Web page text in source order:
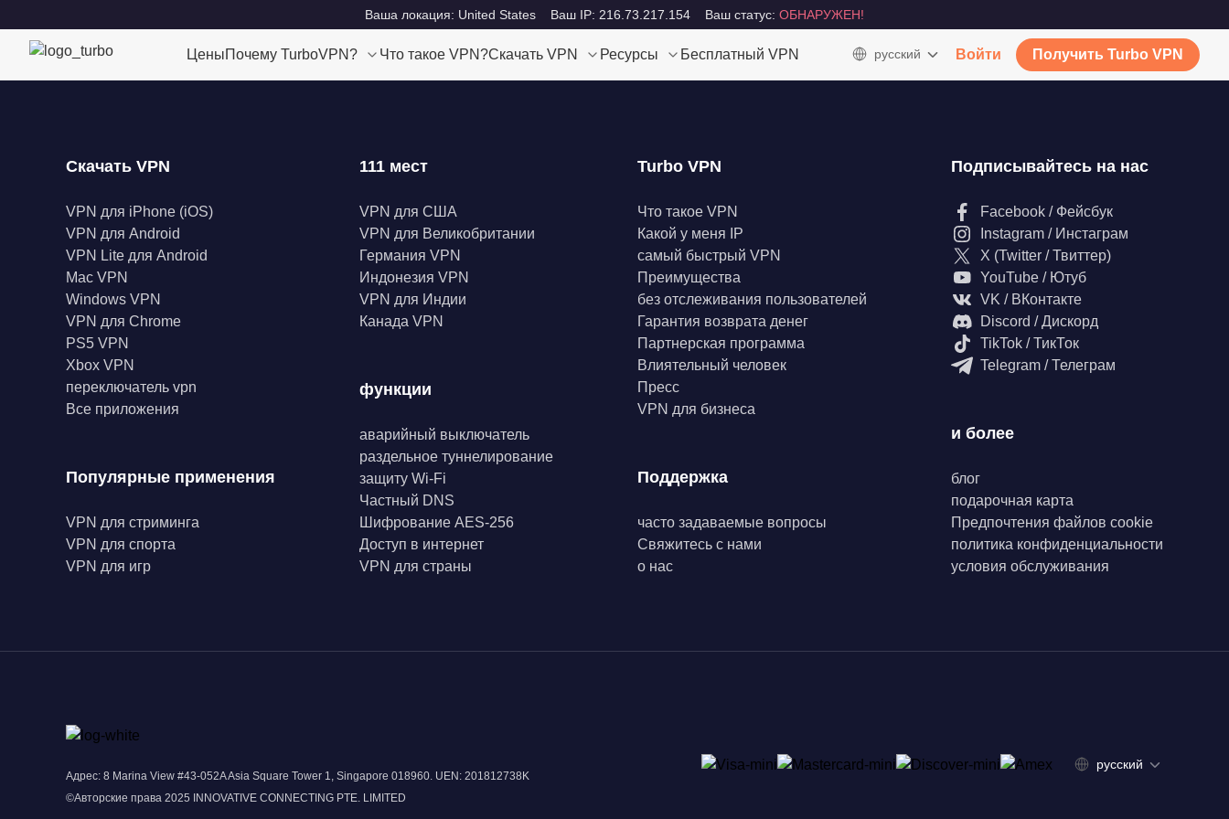
Ваша локация: United States Ваш IP: 216.73.217.154 Ваш статус: ОБНАРУЖЕН!
ЦеныПочему TurboVPN? Что такое VPN?Скачать VPN Ресурсы Бесплатный VPN русский Войти Получить Turbo VPN
Скачать VPN
VPN для iPhone (iOS)
VPN для Android
VPN Lite для Android
Mac VPN
Windows VPN
VPN для Chrome
PS5 VPN
Xbox VPN
переключатель vpn
Все приложения
Популярные применения
VPN для стриминга
VPN для спорта
VPN для игр
111 мест
VPN для США
VPN для Великобритании
Германия VPN
Индонезия VPN
VPN для Индии
Канада VPN
функции
аварийный выключатель
раздельное туннелирование
защиту Wi-Fi
Частный DNS
Шифрование AES-256
Доступ в интернет
VPN для страны
Turbo VPN
Что такое VPN
Какой у меня IP
самый быстрый VPN
Преимущества
без отслеживания пользователей
Гарантия возврата денег
Партнерская программа
Влиятельный человек
Пресс
VPN для бизнеса
Поддержка
часто задаваемые вопросы
Свяжитесь с нами
о нас
Подписывайтесь на нас
Facebook / Фейсбук
Instagram / Инстаграм
X (Twitter / Твиттер)
YouTube / Ютуб
VK / ВКонтакте
Discord / Дискорд
TikTok / ТикТок
Telegram / Телеграм
и более
блог
подарочная карта
Предпочтения файлов cookie
политика конфиденциальности
условия обслуживания
Адрес: 8 Marina View #43-052A Asia Square Tower 1, Singapore 018960. UEN: 201812738K
©Авторские права 2025 INNOVATIVE CONNECTING PTE. LIMITED
русский